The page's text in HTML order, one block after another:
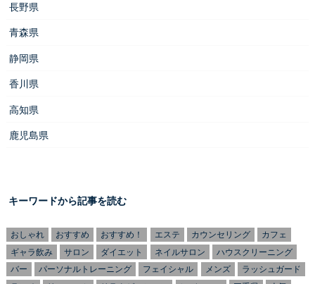
長野県
青森県
静岡県
香川県
高知県
鹿児島県
キーワードから記事を読む
おしゃれ おすすめ おすすめ！ エステ カウンセリング
カフェ
ギャラ飲み
サロン ダイエット ネイルサロン
ハウスクリーニング
バー
パーソナルトレーニング フェイシャル メンズ
ラッシュガード